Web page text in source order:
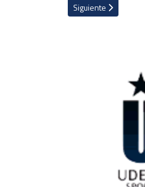
casa de Jürgen Klopp en
Artículo siguiente:
Siguiente